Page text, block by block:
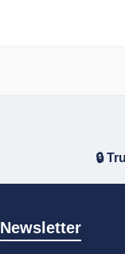
🔒
Newsletter